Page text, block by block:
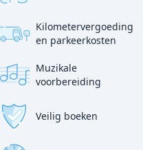
p
Kilometervergoeding
en parkeerkosten
Muzikale
voorbereiding
Veilig boeken